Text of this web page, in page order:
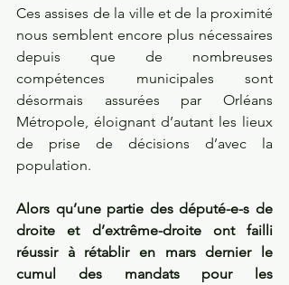
Ces assises de la ville et de la proximité
nous semblent encore plus nécessaires
depuis que de nombreuses
compétences municipales sont
désormais assurées par Orléans
Métropole, éloignant d’autant les lieux
de prise de décisions d’avec la
population.
Alors qu’une partie des député-e-s de
droite et d’extrême-droite ont failli
réussir à rétablir en mars dernier le
cumul des mandats pour les